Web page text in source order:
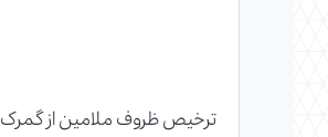
ترخیص ظروف ملامین از گمرک